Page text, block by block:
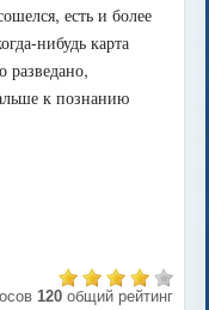
есть и более
нибудь карта
разведано,
к познанию
120 общий рейтинг